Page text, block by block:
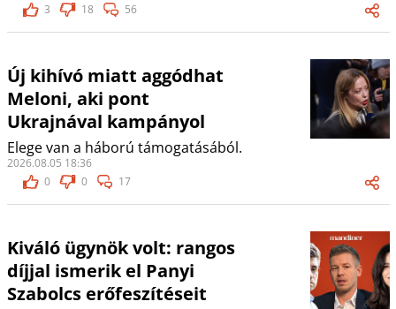
3
18 56
Új kihívó miatt aggódhat
Meloni, aki pont
Ukrajnával kampányol
Elege van a háború támogatásából.
2026.08.05 18:36
0
0 17
Kiváló ügynök volt: rangos
díjjal ismerik el Panyi
Szabolcs erőfeszítéseit